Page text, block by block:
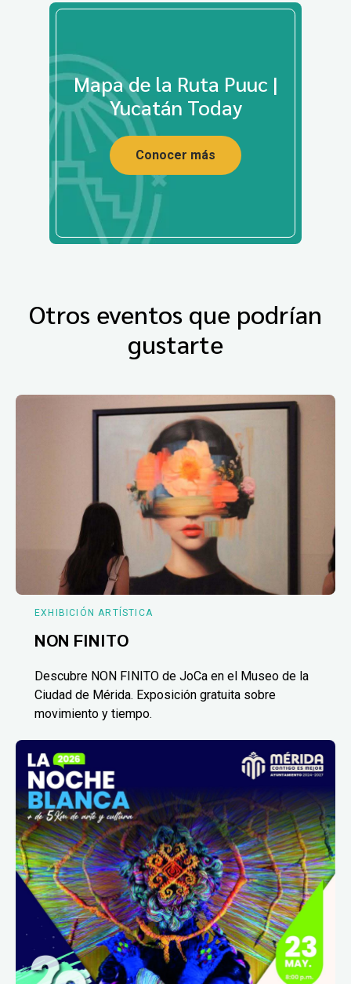
Mapa de la Ruta Puuc |
Yucatán Today
Conocer más
Otros eventos que podrían
gustarte
EXHIBICIÓN ARTÍSTICA
NON FINITO
Descubre NON FINITO de JoCa en el Museo de la
Ciudad de Mérida. Exposición gratuita sobre
movimiento y tiempo.